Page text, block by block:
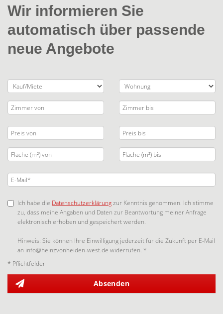
Wir informieren Sie
automatisch über passende
neue Angebote
Ich habe die Datenschutzerklärungzur Kenntnis genommen. Ich stimme
zu, dass meine Angaben und Daten zur Beantwortung meiner Anfrage
elektronisch erhoben und gespeichert werden.
Hinweis: Sie können Ihre Einwilligung jederzeit für die Zukunft per E-Mail
an info@heinzvonheiden-west.de widerrufen. *
* Pflichtfelder
Absenden